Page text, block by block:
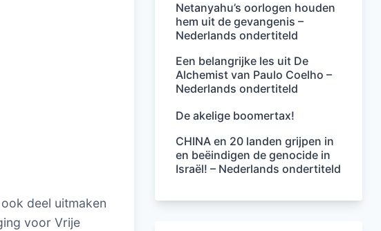
deel uitmaken
voor Vrije
Netanyahu’s oorlogen houden
hem uit de gevangenis –
Nederlands ondertiteld
Een belangrijke les uit De
Alchemist van Paulo Coelho –
Nederlands ondertiteld
De akelige boomertax!
CHINA en 20 landen grijpen in
en beëindigen de genocide in
Israël! – Nederlands ondertiteld